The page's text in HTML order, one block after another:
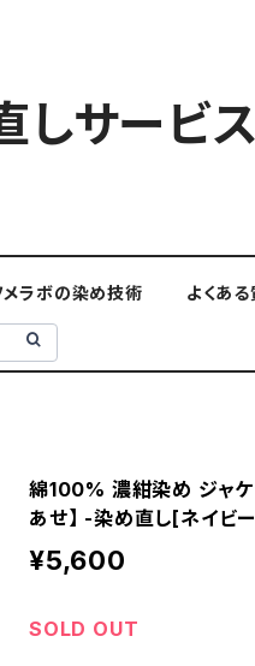
しサービス
メラボの染め技術 よくあ
綿100% 濃紺染め ジャ
あせ】 -染め直し[ネイ
¥5,600
SOLD OUT